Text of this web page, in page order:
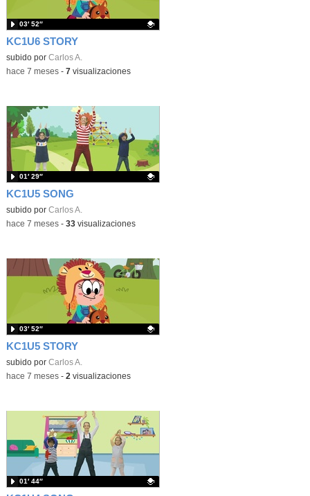
KC1U6 STORY
Contenido educativo.
subido por Carlos A.
03′ 52″
-hace 7 meses- 7 visualizaciones
KC1U5 SONG
Contenido educativo.
subido por Carlos A.
01′ 29″
-hace 7 meses- 33visualizaciones
KC1U5 STORY
Contenido educativo.
subido por Carlos A.
03′ 52″
-hace 7 meses- 2 visualizaciones
01′ 44″